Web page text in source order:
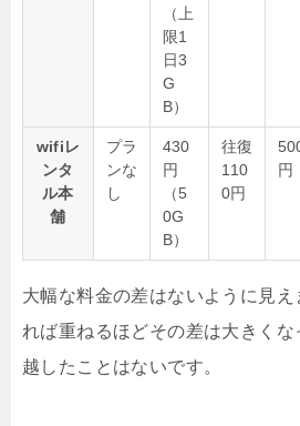
（上
限1
日3
G
B）
wifiレ
ンタ
ル本
舗
プラ
ンな
し
430
円
（5
0G
B）
往復
110
0円
円
大幅な料金の差はないように見
れば重ねるほどその差は大きくな
越したことはないです。